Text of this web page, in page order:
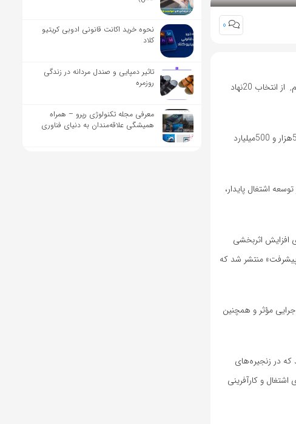
0
مسعود بیگی,مدیرکل نظارت و هماهنگی طرح‌های کارآفرینی و اشتغال وزارت تعاون، کار و رفاه اجتماعی در گفت‌وگو با خبرنگاراقتصادی خبرگزاری تسنیم, از انتخاب 20نهاد
بیگی، با تشریح نتایج طرح ملی «یاوران پیشرفت» گفت: این طرح با تکیه بر ظرفیت نهادهای توسعه کسب‌وکار بخش خصوصی، به پرداخت بیش از 5هزار و 500میلیارد
در توسعه اشتغال پایدار،
افزایش اثربخشی
منتشر شد که
مؤثر و همچنین
در زنجیره‌های
و کارآفرینی
نحوه خرید اکانت قانونی ادوبی کریتیو
کلاد
تاثیر دمپایی و صندل مردانه در زندگی
روزمره
معرفی مجله تکنولوژی رپرو – همراه
همیشگی علاقه‌مندان به دنیای فناوری